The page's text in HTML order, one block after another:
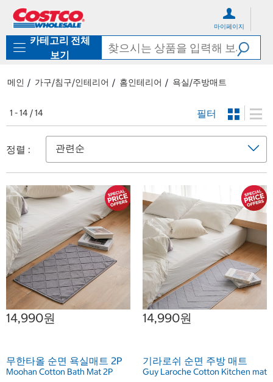
로
기
가
마이페이지
카테고리 전체
보기
메인 가구/침구/인테리어 홈인테리어 욕실/주방매트
1 - 14 / 14 필터
정렬 :
14,990원
무한타올 순면 욕실매트 2P
Moohan Cotton Bath Mat 2P
14,990원
기라로쉬 순면 주방 매트
Guy Laroche Cotton Kitchen mat